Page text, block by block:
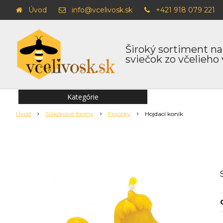
Široký sortiment
sviečok zo včelieho
Úvod info@vcelivosk.sk +421 918 079 221
Úvod Silikónové formy Figúrky Hojdací koník
Kategórie